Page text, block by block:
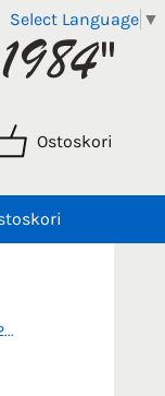
Select Language ▼
Ostoskori